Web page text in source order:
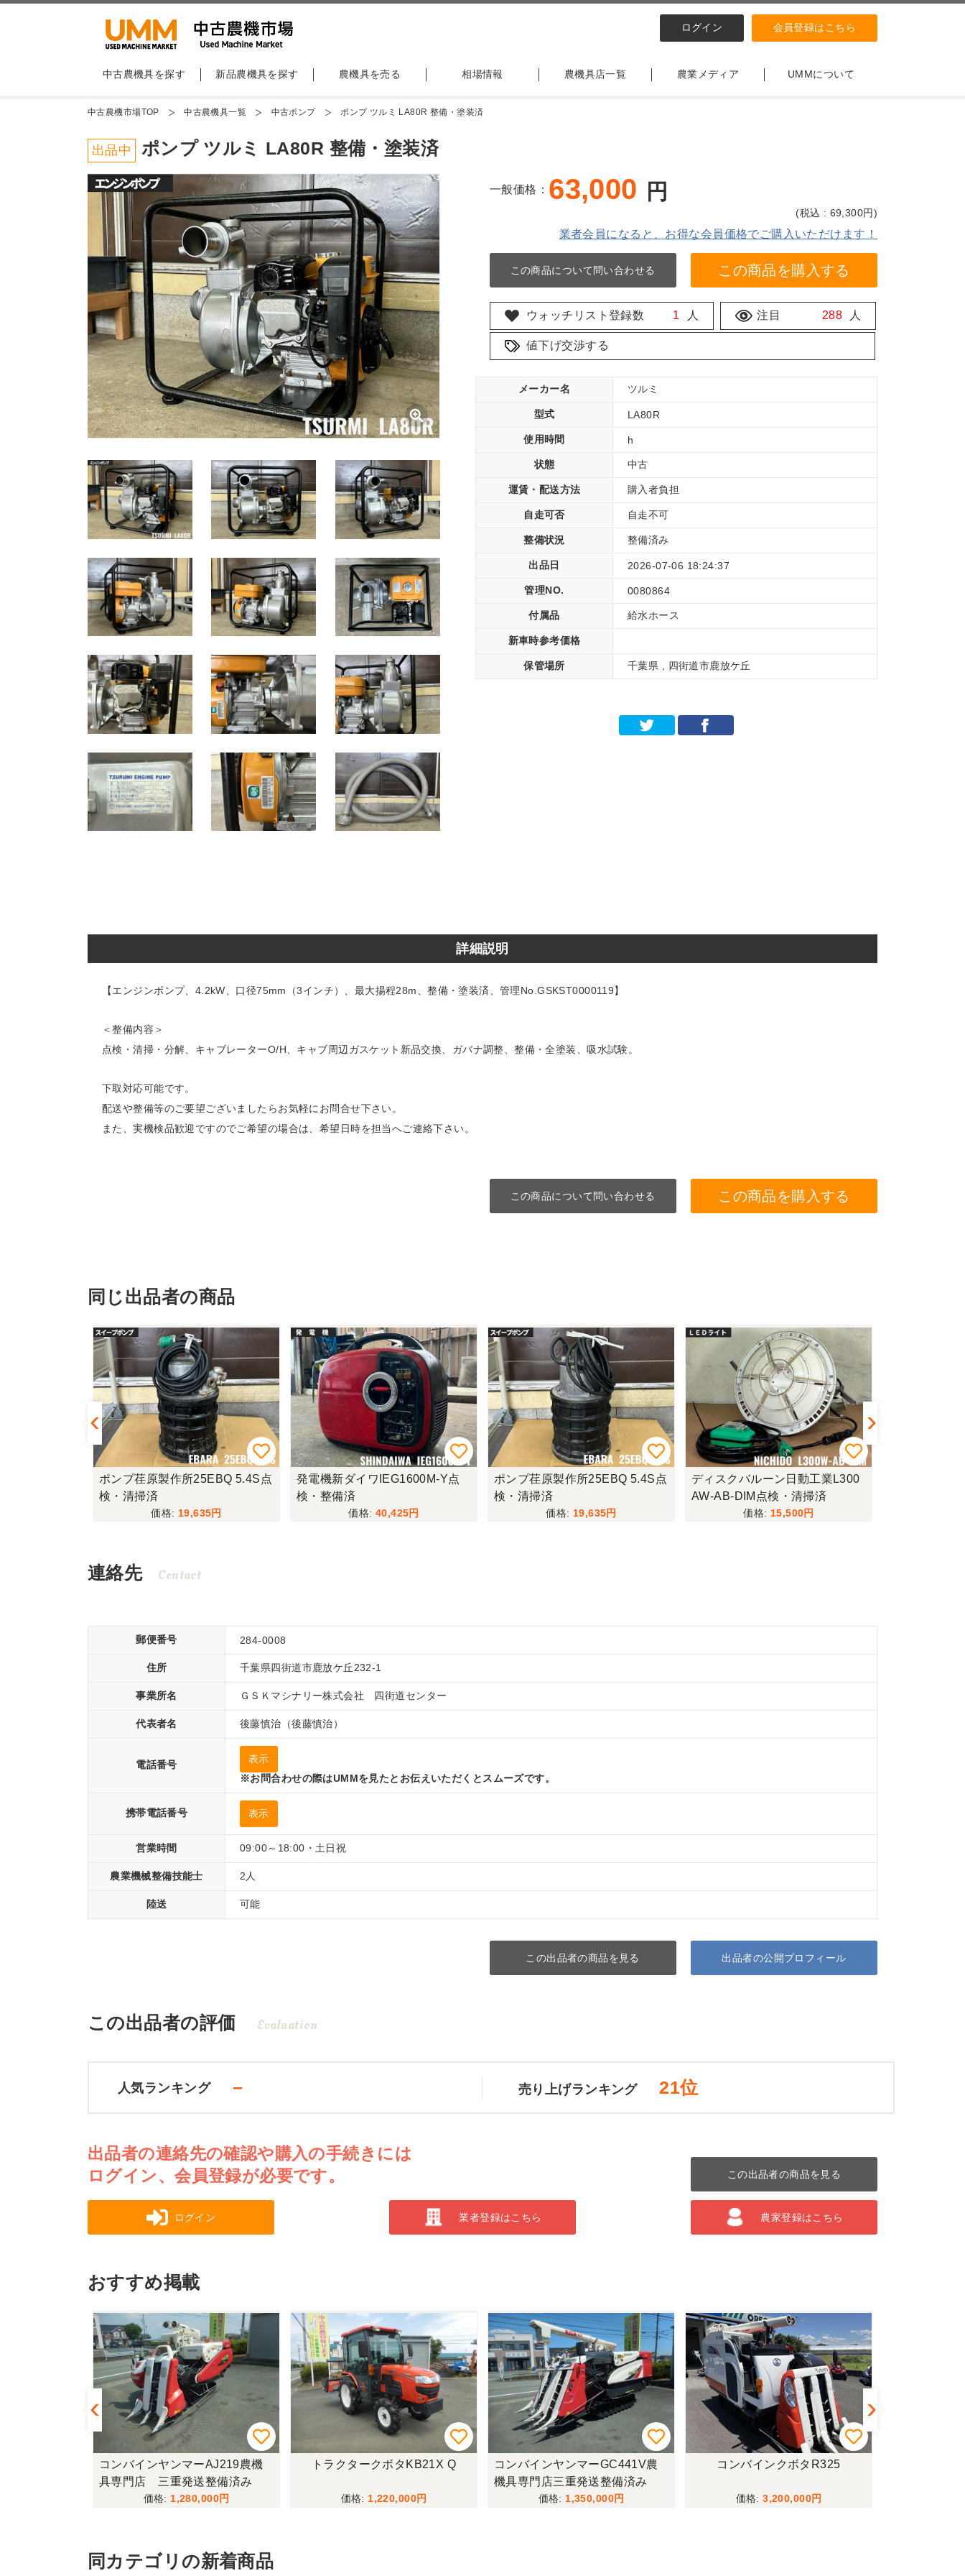
ログイン 会員登録はこちら
中古農機具を探す 新品農機具を探す 農機具を売る 相場情報 農機具店一覧 農業メディア UMMについて
中古農機市場TOP 中古農機具一覧 中古ポンプ ポンプ ツルミ LA80R 整備・塗装済
出品中 ポンプ ツルミ LA80R 整備・塗装済
一般価格： 63,000 円
(税込 : 69,300円)
業者会員になると、お得な会員価格でご購入いただけます！
この商品について問い合わせる この商品を購入する
ウォッチリスト登録数 1 人 注目 288 人
値下げ交渉する
メーカー名 ツルミ
型式 LA80R
使用時間 h
状態 中古
運賃・配送方法 購入者負担
自走可否 自走不可
整備状況 整備済み
出品日 2026-07-06 18:24:37
管理NO. 0080864
付属品 給水ホース
新車時参考価格
保管場所 千葉県 , 四街道市鹿放ケ丘
詳細説明
【エンジンポンプ、4.2kW、口径75mm（3インチ）、最大揚程28m、整備・塗装済、管理No.GSKST0000119】
＜整備内容＞
点検・清掃・分解、キャブレーターO/H、キャブ周辺ガスケット新品交換、ガバナ調整、整備・全塗装、吸水試験。
下取対応可能です。
配送や整備等のご要望ございましたらお気軽にお問合せ下さい。
また、実機検品歓迎ですのでご希望の場合は、希望日時を担当へご連絡下さい。
この商品について問い合わせる この商品を購入する
同じ出品者の商品
ポンプ荏原製作所25EBQ 5.4S点
検・清掃済
19,635
発電機新ダイワIEG1600M-Y点
検・整備済
40,425
ポンプ荏原製作所25EBQ 5.4S点
検・清掃済
19,635
ディスクバルーン日動工業L300
AW-AB-DIM点検・清掃済
15,500
連絡先 Contact
郵便番号 284-0008
住所 千葉県四街道市鹿放ケ丘232-1
事業所名 ＧＳＫマシナリー株式会社 四街道センター
代表者名 後藤慎治（後藤慎治）
電話番号
表示
※お問合わせの際はUMMを見たとお伝えいただくとスムーズです。
携帯電話番号 表示
営業時間 09:00～18:00・土日祝
農業機械整備技能士 2人
陸送 可能
この出品者の商品を見る 出品者の公開プロフィール
この出品者の評価 Evaluation
人気ランキング － 売り上げランキング 21位
出品者の連絡先の確認や購入の手続きには
ログイン、会員登録が必要です。
この出品者の商品を見る
ログイン 業者登録はこちら 農家登録はこちら
おすすめ掲載
コンバインヤンマーAJ219農機
具専門店 三重発送整備済み
1,280,000
トラクタークボタKB21X Q
1,220,000
コンバインヤンマーGC441V農
機具専門店三重発送整備済み
1,350,000
コンバインクボタR325
3,200,000
同カテゴリの新着商品